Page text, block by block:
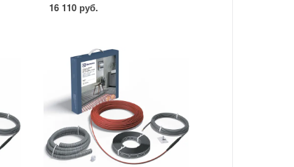
16 110 руб.